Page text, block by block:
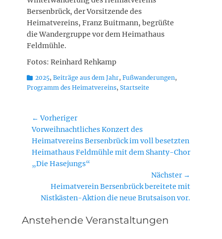
Bersenbrück, der Vorsitzende des
Heimatvereins, Franz Buitmann, begrüßte
die Wandergruppe vor dem Heimathaus
Feldmühle.
Fotos: Reinhard Rehkamp
Kategorien
2025, Beiträge aus dem Jahr, Fußwanderungen,
Programm des Heimatvereins, Startseite
Beitragsnavigation
← Vorheriger
Vorheriger
Beitrag:
Vorweihnachtliches Konzert des
Heimatvereins Bersenbrück im voll besetzten
Heimathaus Feldmühle mit dem Shanty-Chor
„Die Hasejungs“
Nächster →
Nächster
Beitrag:
Heimatverein Bersenbrück bereitete mit
Nistkästen-Aktion die neue Brutsaison vor.
Anstehende Veranstaltungen